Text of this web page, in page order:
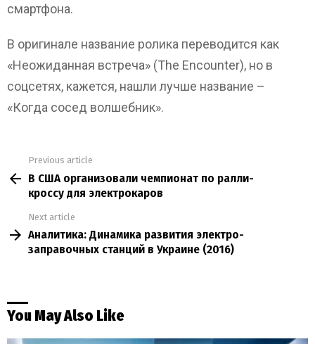
смартфона.
В оригинале название ролика переводится как
«Неожиданная встреча» (The Encounter), но в
соцсетях, кажется, нашли лучше название –
«Когда сосед волшебник».
more
Previous article
В США организовали чемпионат по ралли-
кроссу для электрокаров
Next article
Аналитика: Динамика развития электро-
заправочных станций в Украине (2016)
You May Also Like